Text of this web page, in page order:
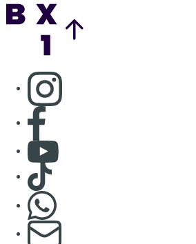
Consulter page Instagram
Consulter page Facebook
Consulter Youtube
Consulter TikTok
S'abonner à notre newsletter